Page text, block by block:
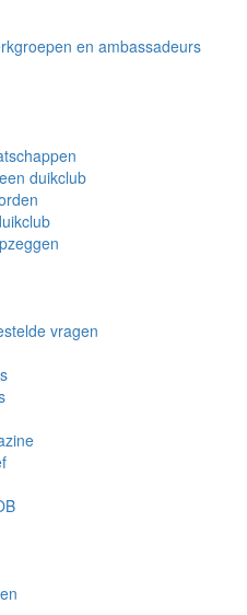
en ambassadeurs
duikclub
vragen